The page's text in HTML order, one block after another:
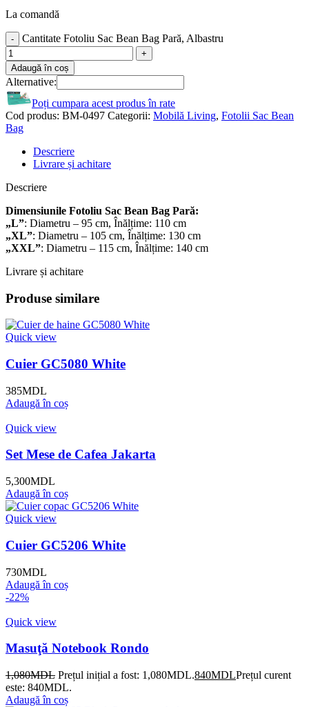
La comandă
Cantitate Fotoliu Sac Bean Bag Pară, Albastru
Adaugă în coș
Alternative:
Poți cumpara acest produs în rate
Cod produs: BM-0497 Categorii: Mobilă Living, Fotolii Sac Bean
Bag
Descriere
Livrare și achitare
Descriere
Dimensiunile Fotoliu Sac Bean Bag Pară:
„L”: Diametru – 95 cm, Înălțime: 110 cm
„XL”: Diametru – 105 cm, Înălțime: 130 cm
„XXL”: Diametru – 115 cm, Înălțime: 140 cm
Livrare și achitare
Produse similare
Quick view
Cuier GC5080 White
385MDL
Adaugă în coș
Quick view
Set Mese de Cafea Jakarta
5,300MDL
Adaugă în coș
Quick view
Cuier GC5206 White
730MDL
Adaugă în coș
-22%
Quick view
Masuţă Notebook Rondo
1,080MDL Prețul inițial a fost: 1,080MDL.840MDLPrețul curent
este: 840MDL.
Adaugă în coș